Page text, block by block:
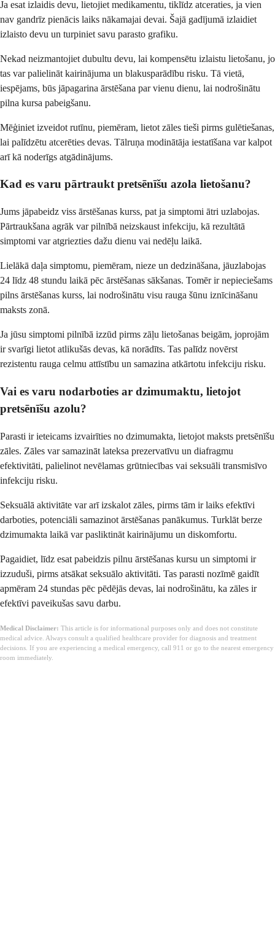
Ja esat izlaidis devu, lietojiet medikamentu, tiklīdz atceraties, ja vien
nav gandrīz pienācis laiks nākamajai devai. Šajā gadījumā izlaidiet
izlaisto devu un turpiniet savu parasto grafiku.
Nekad neizmantojiet dubultu devu, lai kompensētu izlaistu lietošanu, jo
tas var palielināt kairinājuma un blakusparādību risku. Tā vietā,
iespējams, būs jāpagarina ārstēšana par vienu dienu, lai nodrošinātu
pilna kursa pabeigšanu.
Mēģiniet izveidot rutīnu, piemēram, lietot zāles tieši pirms gulētiešanas,
lai palīdzētu atcerēties devas. Tālruņa modinātāja iestatīšana var kalpot
arī kā noderīgs atgādinājums.
Kad es varu pārtraukt pretsēnīšu azola lietošanu?
Jums jāpabeidz viss ārstēšanas kurss, pat ja simptomi ātri uzlabojas.
Pārtraukšana agrāk var pilnībā neizskaust infekciju, kā rezultātā
simptomi var atgriezties dažu dienu vai nedēļu laikā.
Lielākā daļa simptomu, piemēram, nieze un dedzināšana, jāuzlabojas
24 līdz 48 stundu laikā pēc ārstēšanas sākšanas. Tomēr ir nepieciešams
pilns ārstēšanas kurss, lai nodrošinātu visu rauga šūnu iznīcināšanu
maksts zonā.
Ja jūsu simptomi pilnībā izzūd pirms zāļu lietošanas beigām, joprojām
ir svarīgi lietot atlikušās devas, kā norādīts. Tas palīdz novērst
rezistentu rauga celmu attīstību un samazina atkārtotu infekciju risku.
Vai es varu nodarboties ar dzimumaktu, lietojot
pretsēnīšu azolu?
Parasti ir ieteicams izvairīties no dzimumakta, lietojot maksts pretsēnīšu
zāles. Zāles var samazināt lateksa prezervatīvu un diafragmu
efektivitāti, palielinot nevēlamas grūtniecības vai seksuāli transmisīvo
infekciju risku.
Seksuālā aktivitāte var arī izskalot zāles, pirms tām ir laiks efektīvi
darboties, potenciāli samazinot ārstēšanas panākumus. Turklāt berze
dzimumakta laikā var pasliktināt kairinājumu un diskomfortu.
Pagaidiet, līdz esat pabeidzis pilnu ārstēšanas kursu un simptomi ir
izzuduši, pirms atsākat seksuālo aktivitāti. Tas parasti nozīmē gaidīt
apmēram 24 stundas pēc pēdējās devas, lai nodrošinātu, ka zāles ir
efektīvi paveikušas savu darbu.
Medical Disclaimer: This article is for informational purposes only and does not constitute
medical advice. Always consult a qualified healthcare provider for diagnosis and treatment
decisions. If you are experiencing a medical emergency, call 911 or go to the nearest emergency
room immediately.